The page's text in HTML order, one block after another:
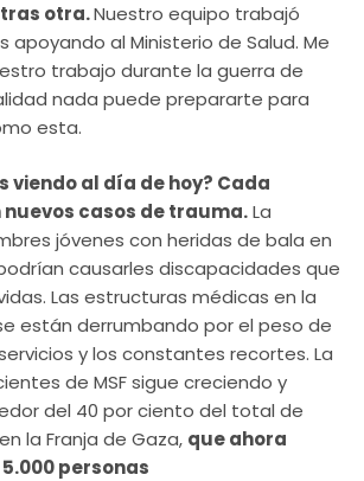
otra.Nuestro equipo trabajó
apoyando al Ministerio de Salud. Me
trabajo durante la guerra de
nada puede prepararte para
esta.
viendo al día de hoy? Cada
casos de trauma.La
jóvenes con heridas de bala en
causarles discapacidades que
Las estructuras médicas en la
están derrumbando por el peso de
y los constantes recortes. La
de MSF sigue creciendo y
del 40 por ciento del total de
la Franja de Gaza, que ahora
personas